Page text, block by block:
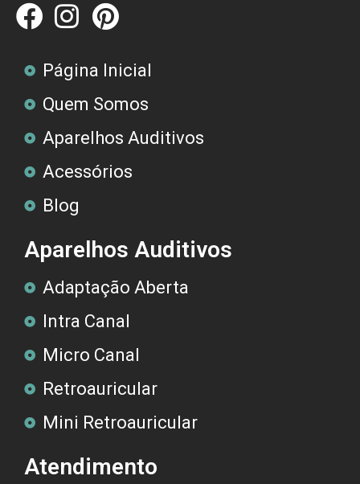
Página Inicial
Quem Somos
Aparelhos Auditivos
Acessórios
Blog
Aparelhos Auditivos
Adaptação Aberta
Intra Canal
Micro Canal
Retroauricular
Mini Retroauricular
Atendimento